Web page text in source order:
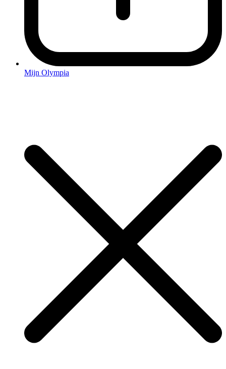
Mijn Olympia